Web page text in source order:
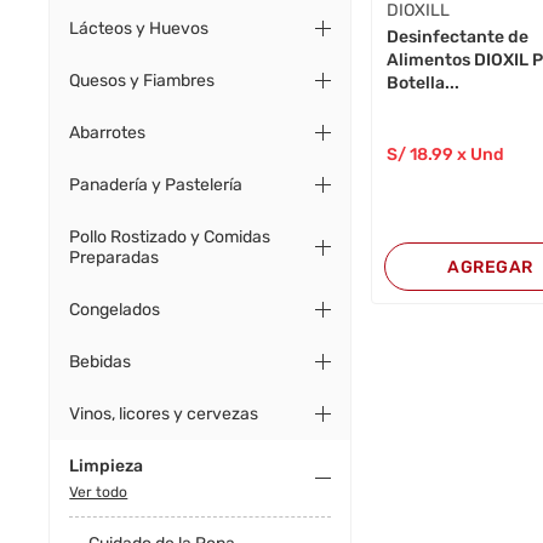
Lácteos y Huevos
Quesos y Fiambres
Abarrotes
Panadería y Pastelería
Pollo Rostizado y Comidas
Preparadas
Congelados
Bebidas
Vinos, licores y cervezas
Limpieza
Ver todo
DIOXILL
Desinfectante de
Alimentos DIOXIL
Botella...
S/18.99 x Und
AGREGAR